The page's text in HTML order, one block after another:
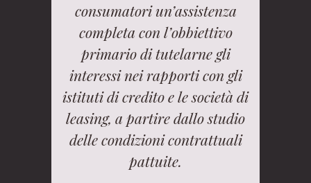
consumatori un’assistenza
completa con l’obbiettivo
primario di tutelarne gli
interessi nei rapporti con gli
istituti di credito e le società di
leasing, a partire dallo studio
delle condizioni contrattuali
pattuite.